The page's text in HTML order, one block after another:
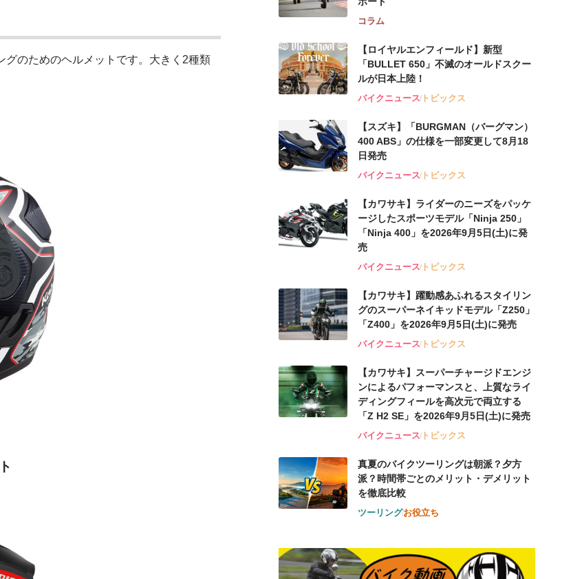
のためのヘルメットです。大きく2種類
コラム
【ロイヤルエンフィールド】新型
「BULLET 650」不滅のオールドスクー
ルが⽇本上陸！
バイクニューストピックス
【スズキ】「BURGMAN（バーグマン）
400 ABS」の仕様を一部変更して8月18
日発売
バイクニューストピックス
【カワサキ】ライダーのニーズをパッケ
ージしたスポーツモデル「Ninja 250」
「Ninja 400」を2026年9月5日(土)に発
売
バイクニューストピックス
【カワサキ】躍動感あふれるスタイリン
グのスーパーネイキッドモデル「Z250」
「Z400」を2026年9月5日(土)に発売
バイクニューストピックス
【カワサキ】スーパーチャージドエンジ
ンによるパフォーマンスと、上質なライ
ディングフィールを高次元で両立する
「Z H2 SE」を2026年9月5日(土)に発売
バイクニューストピックス
真夏のバイクツーリングは朝派？夕方
派？時間帯ごとのメリット・デメリット
を徹底比較
ツーリングお役立ち